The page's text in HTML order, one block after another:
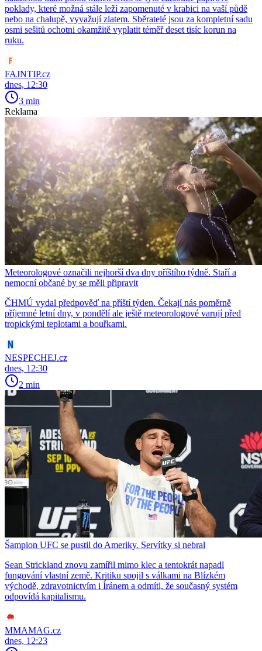
poklady, které možná stále leží zapomenuté v krabici na vaší půdě
nebo na chalupě, vyvažují zlatem. Sběratelé jsou za kompletní sadu
osmi sešitů ochotni okamžitě vyplatit téměř deset tisíc korun na
ruku.
FAJNTIP.cz
dnes, 12:30
3 min
Reklama
Meteorologové označili nejhorší dva dny příštího týdně. Staří a
nemocní občané by se měli připravit
ČHMÚ vydal předpověď na příští týden. Čekají nás poměrně
příjemné letní dny, v pondělí ale ještě meteorologové varují před
tropickými teplotami a bouřkami.
NESPECHEJ.cz
dnes, 12:30
2 min
Šampion UFC se pustil do Ameriky. Servítky si nebral
Sean Strickland znovu zamířil mimo klec a tentokrát napadl
fungování vlastní země. Kritiku spojil s válkami na Blízkém
východě, zdravotnictvím i Íránem a odmítl, že současný systém
odpovídá kapitalismu.
MMAMAG.cz
dnes, 12:23